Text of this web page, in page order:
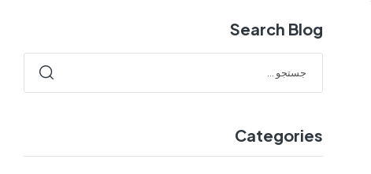
Search Blog
Categories